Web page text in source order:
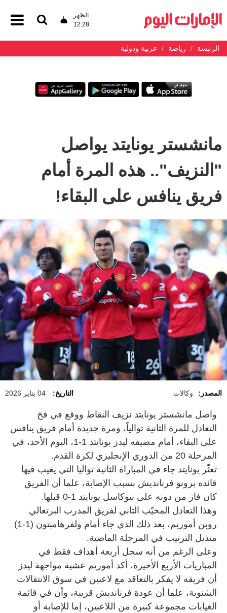
الظهر
12:28
الرئيسة رياضة عربية ودولية
مانشستر يونايتد يواصل
"النزيف".. هذه المرة أمام
فريق ينافس على البقاء!
المصدر: وكالات التاريخ: 04 يناير 2026
واصل مانشستر يونايتد نزيف النقاط ووقع في فخ
التعادل للمرة الثانية توالياً، ومرة جديدة أمام فريق ينافس
على البقاء، أمام مضيفه ليدز يونايتد 1-1، اليوم الأحد، في
المرحلة 20 من الدوري الإنجليزي لكرة القدم.
تعثّر يونايتد جاء في المباراة الثانية تواليا التي يغيب فيها
قائده برونو فرنانديش بسبب الإصابة، علما أن الفريق
كان فاز من دونه على نيوكاسل يونايتد 1-0 قبلها.
وهذا التعادل المخيّب الثاني لفريق المدرب البرتغالي
روبن أموريم، بعد ذلك الذي جاء أمام ولفرهامبتون (1-1)
متذيل الترتيب في المرحلة الماضية.
وعلى الرغم من أنه سجل أربعة أهداف فقط في
المباريات الأربع الأخيرة، أكد أموريم عشية مواجهة ليدز
أن فريقه لا يفكر بالتعاقد مع لاعبين في سوق الانتقالات
الشتوية، علما أن عودة فرنانديش قريبة، وأن في قائمة
الغيابات مجموعة كبيرة من اللاعبين، إما للإصابة أو